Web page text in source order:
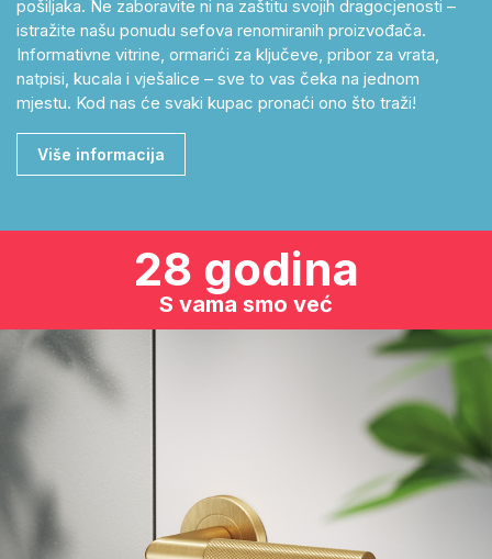
pošiljaka. Ne zaboravite ni na zaštitu svojih dragocjenosti –
istražite našu ponudu sefova renomiranih proizvođača.
Informativne vitrine, ormarići za ključeve, pribor za vrata,
natpisi, kucala i vješalice – sve to vas čeka na jednom
mjestu. Kod nas će svaki kupac pronaći ono što traži!
Više informacija
28 godina
S vama smo već